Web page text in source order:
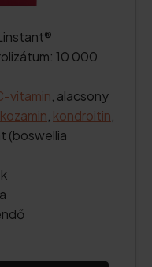
10 000
vitamin , alacsony
kondroitin
(boswellia